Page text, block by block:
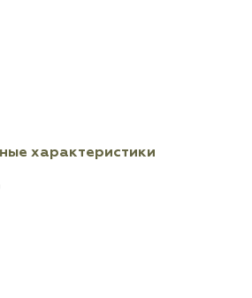
характеристики